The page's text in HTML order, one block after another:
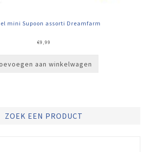
mini Supoon assorti Dreamfarm
€9,99
aan winkelwagen
ZOEK EEN PRODUCT